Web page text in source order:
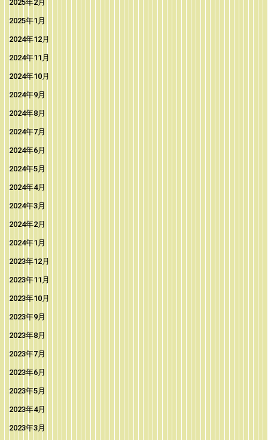
2025年2月
2025年1月
2024年12月
2024年11月
2024年10月
2024年9月
2024年8月
2024年7月
2024年6月
2024年5月
2024年4月
2024年3月
2024年2月
2024年1月
2023年12月
2023年11月
2023年10月
2023年9月
2023年8月
2023年7月
2023年6月
2023年5月
2023年4月
2023年3月